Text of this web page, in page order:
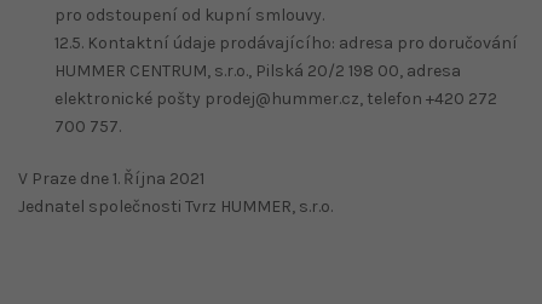
pro odstoupení od kupní smlouvy.
12.5. Kontaktní údaje prodávajícího: adresa pro doručování
HUMMER CENTRUM, s.r.o., Pilská 20/2 198 00, adresa
elektronické pošty prodej@hummer.cz, telefon +420 272
700 757.
V Praze dne 1. Října 2021
Jednatel společnosti Tvrz HUMMER, s.r.o.